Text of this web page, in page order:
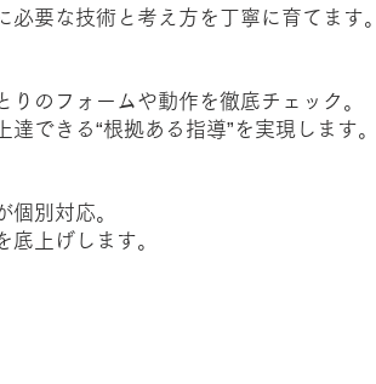
要な技術と考え方を丁寧に育てます。
のフォームや動作を徹底チェック。
できる“根拠ある指導”を実現します。
別対応。
上げします。